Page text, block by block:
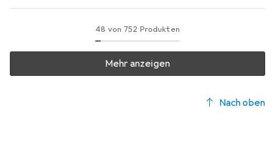
48 von 752 Produkten
Mehr anzeigen
Nach oben